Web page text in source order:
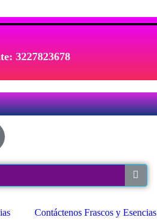
3227823678
Contáctenos Frascos y Esencias